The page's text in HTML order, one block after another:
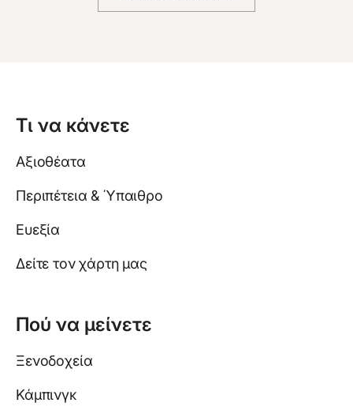
Τι να κάνετε
Αξιοθέατα
Περιπέτεια & Ύπαιθρο
Ευεξία
Δείτε τον χάρτη μας
Πού να μείνετε
Ξενοδοχεία
Κάμπινγκ